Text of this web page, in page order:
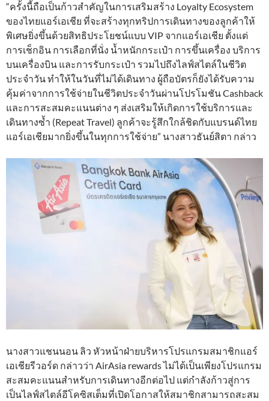
“ครั้งนี้ถือเป็นก้าวสำคัญในการเสริมสร้าง Loyalty Ecosystem
ของไทยแอร์เอเชีย ที่จะสร้างทุกทริปการเดินทางของลูกค้าให้
พิเศษยิ่งขึ้นด้วยสิทธิประโยชน์แบบ VIP จากแอร์เอเชีย ตั้งแต่
การเช็กอิน การเลือกที่นั่ง น้ำหนักกระเป๋า การขึ้นเครื่อง บริการ
บนเครื่องบิน และการรับกระเป๋า รวมไปถึงไลฟ์สไตล์ในชีวิต
ประจำวัน ทำให้ในวันที่ไม่ได้เดินทาง ผู้ถือบัตรก็ยังได้รับความ
คุ้มค่าจากการใช้จ่ายในชีวิตประจำวันผ่านโปรโมชัน Cashback
และการสะสมคะแนนต่าง ๆ ส่งเสริมให้เกิดการใช้บริการและ
เดินทางซ้ำ (Repeat Travel) ลูกค้าจะรู้สึกใกล้ชิดกับแบรนด์ไทย
แอร์เอเชียมากยิ่งขึ้นในทุกการใช้จ่าย” นางสาวธันย์สิตา กล่าว
นางสาวแชนนอน ลิว หัวหน้าฝ่ายบริหารโปรแกรมสมาชิกแอร์
เอเชียรีวอร์ด กล่าวว่า AirAsia rewards ไม่ได้เป็นเพียงโปรแกรม
สะสมคะแนนสำหรับการเดินทางอีกต่อไป แต่กำลังก้าวสู่การ
เป็นไลฟ์สไตล์อีโคซิสเต็มที่เปิดโอกาสให้สมาชิกสามารถสะสม